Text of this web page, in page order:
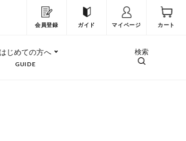
会員登録
ガイド マイページ カート
はじめての方へ
GUIDE
検索